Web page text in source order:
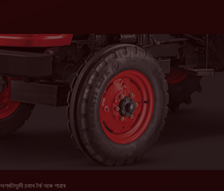
অপ্ৰতিদ্বন্দী চকাৰ টৰ্ক আৰু পাৱাৰ